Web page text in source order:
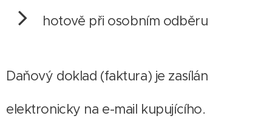
hotově při osobním odběru
Daňový doklad (faktura) je zasílán
elektronicky na e-mail kupujícího.